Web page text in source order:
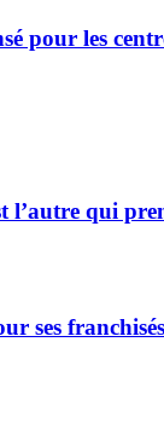
pour les
l’autre qui
ses franchisés